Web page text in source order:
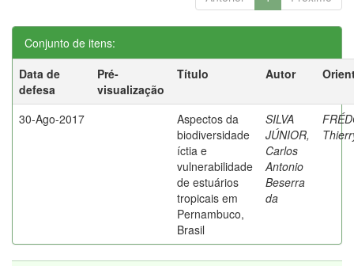
Conjunto de itens:
Data de
defesa
Pré-
visualização
Título Autor
30-Ago-2017
Aspectos da
biodiversidade
íctia e
vulnerabilidade
de estuários
tropicais em
Pernambuco,
Brasil
SILVA
JÚNIOR,
Carlos
Antonio
Beserra
da